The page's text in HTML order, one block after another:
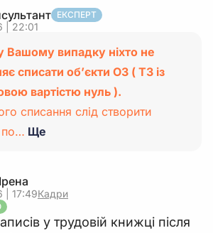
ЕКСПЕРТ
| 22:01
Вашому випадку ніхто не
списати об’єкти ОЗ ( ТЗ із
вартістю нуль ).
списання слід створити
по… Ще
| 17:49Кадри
у трудовій книжці після